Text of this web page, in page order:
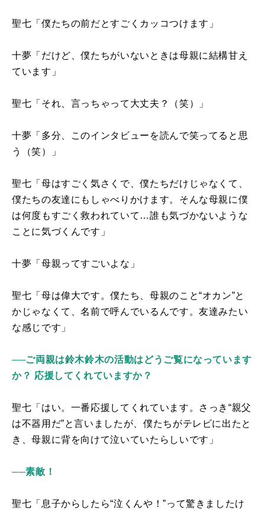
聖七「僕たちの前だとすごくカッコつけます」
十夢「だけど、僕たちがいないときは母親に結構甘え
ています」
聖七「それ、言っちゃって大丈夫？（笑）」
十夢「多分、このインタビューを読んで笑ってると思
う（笑）」
聖七「母はすごく気さくで、僕たちだけじゃなくて、
僕たちの友達にもしゃべりかけます。そんな母親に僕
は何度もすごく救われていて…誰も気づかないような
ことに気づくんです」
十夢「母親ってすごいよな」
聖七「母は偉大です。僕たち、母親のこと“オカン”と
かじゃなくて、名前で呼んでいるんです。友達みたい
な感じです」
──ご両親は鈴木鈴木の活動はどうご覧になっています
か？ 応援してくれていますか？
聖七「はい。一番応援してくれています。さっき“親父
は不器用だ”と言いましたが、僕たちがテレビに出たと
き、母親に背を向けて泣いていたらしいです」
──素敵！
聖七「息子からしたら“泣くんや！”って驚きましたけ